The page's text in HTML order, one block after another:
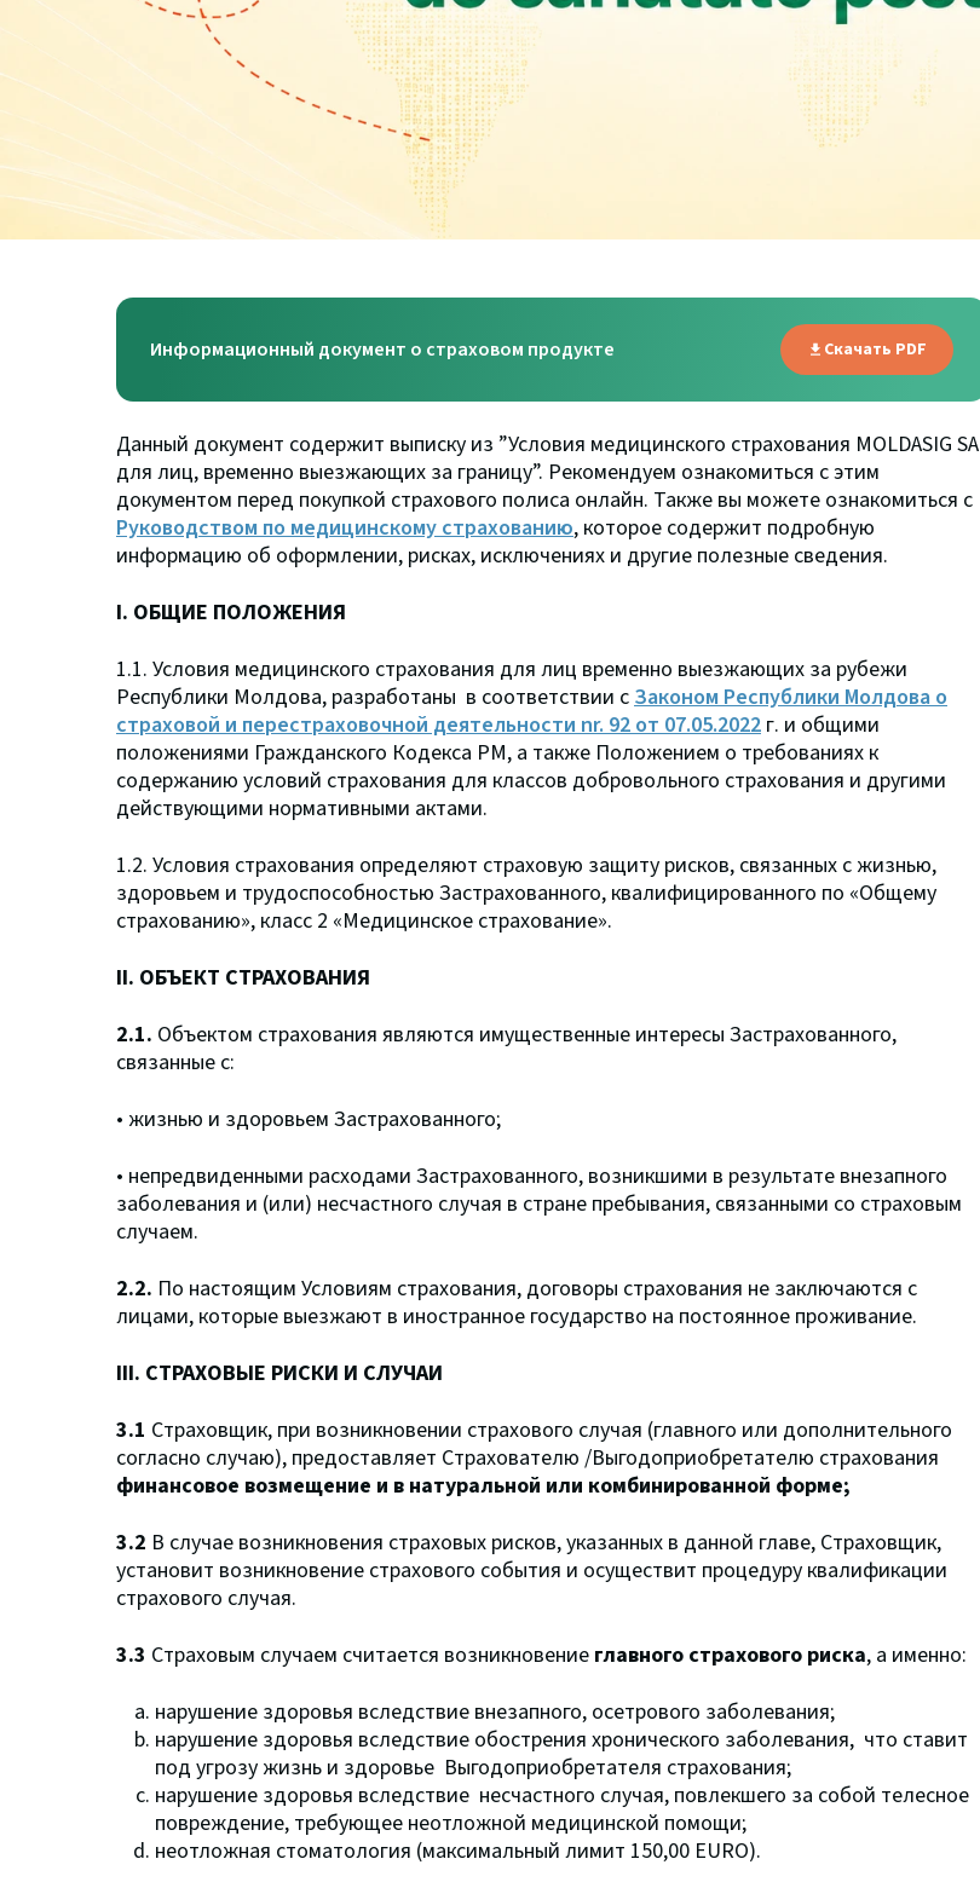
Информационный документ о страховом продукте Скачать PDF
Данный документ содержит выписку из ”Условия медицинского страхования MOLDASIG SA
для лиц, временно выезжающих за границу”. Рекомендуем ознакомиться с этим
документом перед покупкой страхового полиса онлайн. Также вы можете ознакомиться с
Руководством по медицинскому страхованию, которое содержит подробную
информацию об оформлении, рисках, исключениях и другие полезные сведения.
I. ОБЩИЕ ПОЛОЖЕНИЯ
1.1. Условия медицинского страхования для лиц временно выезжающих за рубежи
Республики Молдова, разработаны в соответствии сЗаконом Республики Молдова о
страховой и перестраховочной деятельности nr. 92 от 07.05.2022 г. и общими
положениями Гражданского Кодекса РМ, а также Положением о требованиях к
содержанию условий страхования для классов добровольного страхования и другими
действующими нормативными актами.
1.2. Условия страхования определяют страховую защиту рисков, связанных с жизнью,
здоровьем и трудоспособностью Застрахованного, квалифицированного по «Общему
страхованию», класс 2 «Медицинское страхование».
II. ОБЪЕКТ СТРАХОВАНИЯ
2.1. Объектом страхования являются имущественные интересы Застрахованного,
связанные с:
• жизнью и здоровьем Застрахованного;
• непредвиденными расходами Застрахованного, возникшими в результате внезапного
заболевания и (или) несчастного случая в стране пребывания, связанными со страховым
случаем.
2.2. По настоящим Условиям страхования, договоры страхования не заключаются с
лицами, которые выезжают в иностранное государство на постоянное проживание.
III. СТРАХОВЫЕ РИСКИ И СЛУЧАИ
3.1 Страховщик, при возникновении страхового случая (главного или дополнительного
согласно случаю), предоставляет Страхователю /Выгодоприобретателю страхования
финансовое возмещение и в натуральной или комбинированной форме;
3.2 В случае возникновения страховых рисков, указанных в данной главе, Страховщик,
установит возникновение страхового события и осуществит процедуру квалификации
страхового случая.
3.3 Страховым случаем считается возникновение главного страхового риска, а именно:
нарушение здоровья вследствие внезапного, осетрового заболевания;
нарушение здоровья вследствие обострения хронического заболевания, что ставит
под угрозу жизнь и здоровье Выгодоприобретателя страхования;
нарушение здоровья вследствие несчастного случая, повлекшего за собой телесное
повреждение, требующее неотложной медицинской помощи;
неотложная стоматология (максимальный лимит 150,00 EURO).